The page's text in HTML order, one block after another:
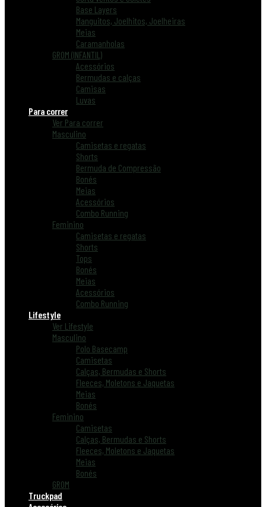
Base Layers
Manguitos, Joelhitos, Joelheiras
Meias
Caramanholas
GROM (INFANTIL)
Acessórios
Bermudas e calças
Camisas
Luvas
Para correr
Ver Para correr
Masculino
Camisetas e regatas
Shorts
Bermuda de Compressão
Bonés
Meias
Acessórios
Combo Running
Feminino
Camisetas e regatas
Shorts
Tops
Bonés
Meias
Acessórios
Combo Running
Lifestyle
Ver Lifestyle
Masculino
Polo Basecamp
Camisetas
Calças, Bermudas e Shorts
Fleeces, Moletons e Jaquetas
Meias
Bonés
Feminino
Camisetas
Calças, Bermudas e Shorts
Fleeces, Moletons e Jaquetas
Meias
Bonés
GROM
Truckpad